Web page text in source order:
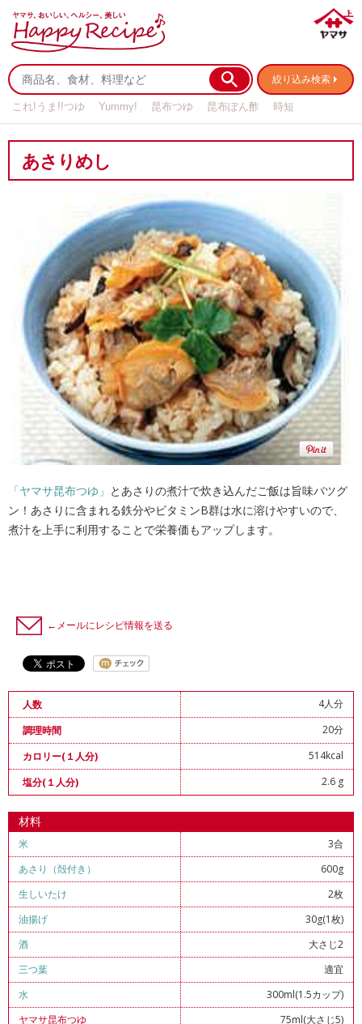
絞り込み検索
これ!うま!!つゆ Yummy! 昆布つゆ 昆布ぽん酢
時短
あさりめし
「ヤマサ昆布つゆ」 とあさりの煮汁で炊き込んだご飯は旨味バツグ
ン！あさりに含まれる鉄分やビタミンB群は水に溶けやすいので、
煮汁を上手に利用することで栄養価もアップします。
←メールにレシピ情報を送る
人数
4人分
調理時間
20分
カロリー(１人分)
514kcal
塩分(１人分)
2.6 g
材料
米
3合
あさり（殻付き）
600g
生しいたけ
2枚
油揚げ
30g(1枚)
酒
大さじ2
三つ葉
適宜
水
300ml(1.5カップ)
ヤマサ昆布つゆ
75ml(大さじ5)